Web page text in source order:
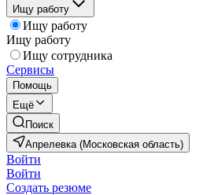
Ищу работу
Ищу работу
Ищу работу
Ищу сотрудника
Сервисы
Помощь
Ещё
Поиск
Апрелевка (Московская область)
Войти
Войти
Создать резюме